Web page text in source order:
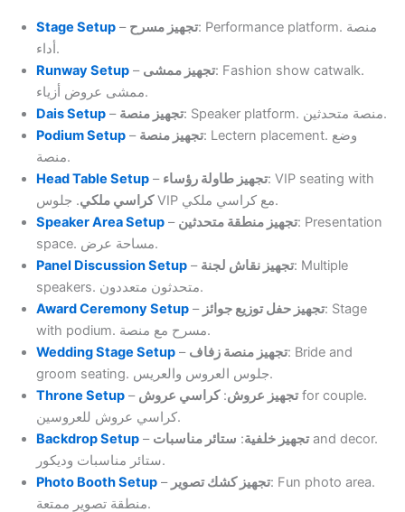
Stage Setup – تجهيز مسرح: Performance platform. منصة
أداء.
Runway Setup – تجهيز ممشى: Fashion show catwalk.
ممشى عروض أزياء.
Dais Setup – تجهيز منصة
: Speaker platform. منصة متحدثين.
Podium Setup – تجهيز منصة: Lectern placement. وضع
منصة.
Head Table Setup – تجهيز طاولة رؤساء: VIP seating with
كراسي ملكي
. جلوس VIP مع كراسي ملكي.
Speaker Area Setup – تجهيز منطقة متحدثين: Presentation
space. مساحة عرض.
Panel Discussion Setup – تجهيز نقاش لجنة: Multiple
speakers. متحدثون متعددون.
Award Ceremony Setup – تجهيز حفل توزيع جوائز: Stage
with podium. مسرح مع منصة.
Wedding Stage Setup – تجهيز منصة زفاف: Bride and
groom seating. جلوس العروس والعريس.
Throne Setup – تجهيز عروش:كراسي عروش
for couple.
كراسي عروش للعروسين.
Backdrop Setup – تجهيز خلفية: ستائر مناسبات
and decor.
ستائر مناسبات وديكور.
Photo Booth Setup – تجهيز كشك تصوير: Fun photo area.
منطقة تصوير ممتعة.